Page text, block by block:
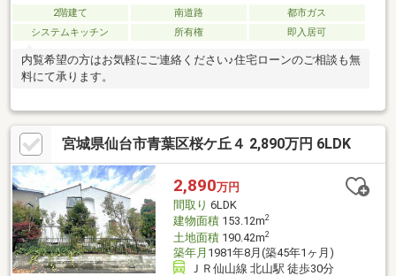
2階建て 南道路
都市ガス
システムキッチン
所有権 即入居可
内覧希望の方はお気軽にご連絡ください♪住宅ローンのご相談も無
料にて承ります。
宮城県仙台市青葉区桜ケ丘４ 2,890万円 6LDK
2,890万円
間取り 6LDK
建物面積153.12m2
土地面積190.42m2
築年月 1981年8月(築45年1ヶ月)
ＪＲ仙山線 北山駅 徒歩30分